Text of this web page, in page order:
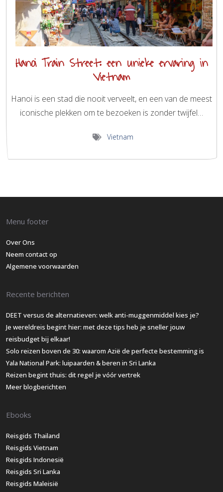
Hanoi Train Street: een unieke ervaring in
Vietnam
Hanoi is een stad die nooit verveelt, en een van de meest
iconische plekken om te bezoeken is zonder twijfel…
Vietnam
Menu footer
Over Ons
Neem contact op
Algemene voorwaarden
Recente berichten
DEET versus de alternatieven: welk anti-muggenmiddel kies je?
Je wereldreis begint hier: met deze tips heb je sneller jouw
reisbudget bij elkaar!
Solo reizen boven de 30: waarom Azië de perfecte bestemming is
Yala National Park: luipaarden & beren in Sri Lanka
Reizen begint thuis: dit regel je vóór vertrek
Meer blogberichten
Ebooks
Reisgids Thailand
Reisgids Vietnam
Reisgids Indonesië
Reisgids Sri Lanka
Reisgids Maleisië